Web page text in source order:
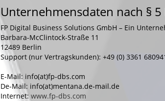
Unternehmensdaten nach §
FP Digital Business Solutions GmbH – Ein
Barbara-McClintock-Straße 11
12489 Berlin
Support (nur Vertragskunden): +49 (0) 3361
E-Mail: info(at)fp-dbs.com
De-Mail: info(at)mentana.de-mail.de
Internet:www.fp-dbs.com